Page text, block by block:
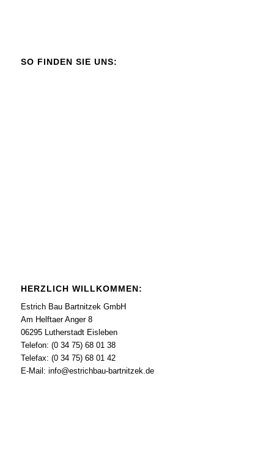
SO FINDEN SIE UNS:
HERZLICH WILLKOMMEN:
Estrich Bau Bartnitzek GmbH
Am Helftaer Anger 8
06295 Lutherstadt Eisleben
Telefon: (0 34 75) 68 01 38
Telefax: (0 34 75) 68 01 42
E-Mail: info@estrichbau-bartnitzek.de